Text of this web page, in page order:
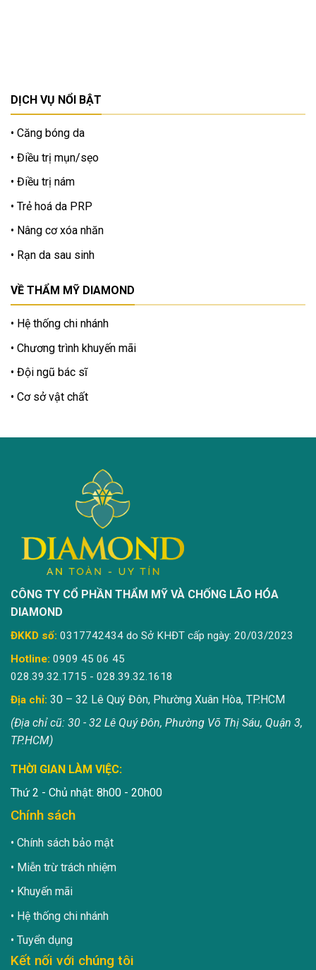
DỊCH VỤ NỔI BẬT
Căng bóng da
Điều trị mụn/sẹo
Điều trị nám
Trẻ hoá da PRP
Nâng cơ xóa nhăn
Rạn da sau sinh
VỀ THẨM MỸ DIAMOND
Hệ thống chi nhánh
Chương trình khuyến mãi
Đội ngũ bác sĩ
Cơ sở vật chất
CÔNG TY CỔ PHẦN THẨM MỸ VÀ CHỐNG LÃO HÓA
DIAMOND
ĐKKD số: 0317742434 do Sở KHĐT cấp ngày: 20/03/2023
Hotline: 0909 45 06 45
028.39.32.1715 - 028.39.32.1618
Địa chỉ: 30 – 32 Lê Quý Đôn, Phường Xuân Hòa, TP.HCM
(Địa chỉ cũ: 30 - 32 Lê Quý Đôn, Phường Võ Thị Sáu, Quận 3,
TP.HCM)
THỜI GIAN LÀM VIỆC:
Thứ 2 - Chủ nhật: 8h00 - 20h00
Chính sách
Chính sách bảo mật
Miễn trừ trách nhiệm
Khuyến mãi
Hệ thống chi nhánh
Tuyển dụng
Kết nối với chúng tôi